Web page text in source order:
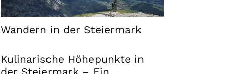
Wandern in der Steiermark
Kulinarische Höhepunkte in